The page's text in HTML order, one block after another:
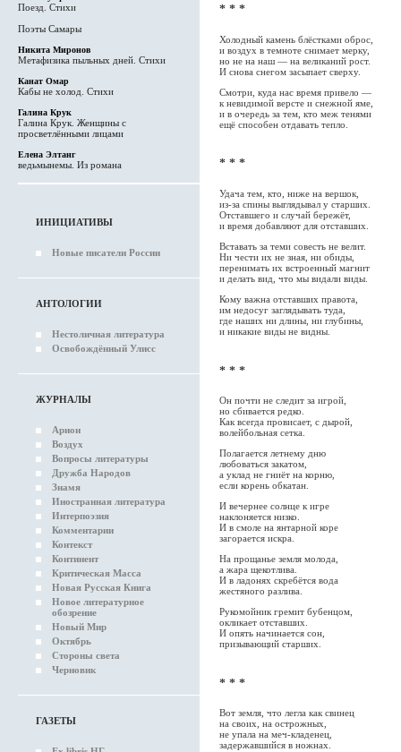
Поезд. Стихи
Поэты Самары
Никита Миронов
Метафизика пыльных дней. Стихи
Канат Омар
Кабы не холод. Стихи
Галина Крук
Галина Крук. Женщины с
просветлёнными лицами
Елена Элтанг
ведьмынемы. Из романа
ИНИЦИАТИВЫ
Новые писатели России
АНТОЛОГИИ
Нестоличная литература
Освобождённый Улисс
ЖУРНАЛЫ
Арион
Воздух
Вопросы литературы
Дружба Народов
Знамя
Иностранная литература
Интерпоэзия
Комментарии
Контекст
Континент
Критическая Масса
Новая Русская Книга
Новое литературное
обозрение
Новый Мир
Октябрь
Стороны света
Черновик
ГАЗЕТЫ
* * *
Холодный камень блёстками оброс,
и воздух в темноте снимает мерку,
но не на наш — на великаний рост.
И снова снегом засыпает сверху.
Смотри, куда нас время привело —
к невидимой версте и снежной яме,
и в очередь за тем, кто меж тенями
ещё способен отдавать тепло.
* * *
Удача тем, кто, ниже на вершок,
из-за спины выглядывал у старших.
Отставшего и случай бережёт,
и время добавляют для отставших.
Вставать за теми совесть не велит.
Ни чести их не зная, ни обиды,
перенимать их встроенный магнит
и делать вид, что мы видали виды.
Кому важна отставших правота,
им недосуг заглядывать туда,
где наших ни длины, ни глубины,
и никакие виды не видны.
* * *
Он почти не следит за игрой,
но сбивается редко.
Как всегда провисает, с дырой,
волейбольная сетка.
Полагается летнему дню
любоваться закатом,
а уклад не гниёт на корню,
если корень обкатан.
И вечернее солнце к игре
наклоняется низко.
И в смоле на янтарной коре
загорается искра.
На прощанье земля молода,
а жара щекотлива.
И в ладонях скребётся вода
жестяного разлива.
Рукомойник гремит бубенцом,
окликает отставших.
И опять начинается сон,
призывающий старших.
* * *
Вот земля, что легла как свинец
на своих, на острожных,
не упала на меч-кладенец,
задержавшийся в ножнах.